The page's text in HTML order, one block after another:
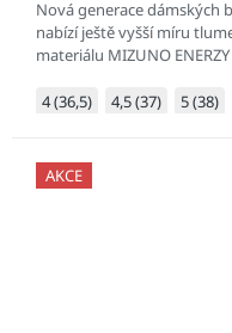
Nová generace dámských
nabízí ještě vyšší míru
materiálu MIZUNO
4 (36,5) 4,5 (37) 5 (38)
AKCE